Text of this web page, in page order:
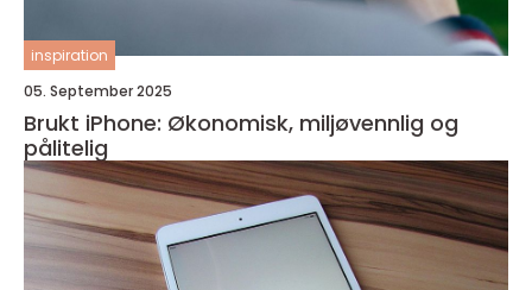
inspiration
05. September 2025
Brukt iPhone: Økonomisk, miljøvennlig og
pålitelig